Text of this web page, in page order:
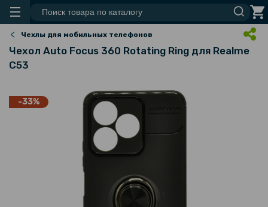
Чехлы для мобильных телефонов
Чехол Auto Focus 360 Rotating Ring для Realme
C53
-33%